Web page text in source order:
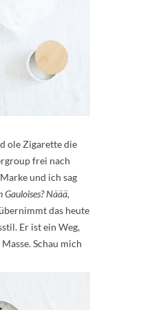
ole Zigarette die
frei nach
und ich sag
Gauloises? Näää,
das heute
Er ist ein Weg,
Schau mich